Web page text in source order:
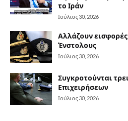
το Ιράν
Ιούλιος 30, 2026
Αλλάζουν
Ένστολους
Ιούλιος 30, 2026
Συγκροτούνται
Επιχειρήσεων
Ιούλιος 30, 2026